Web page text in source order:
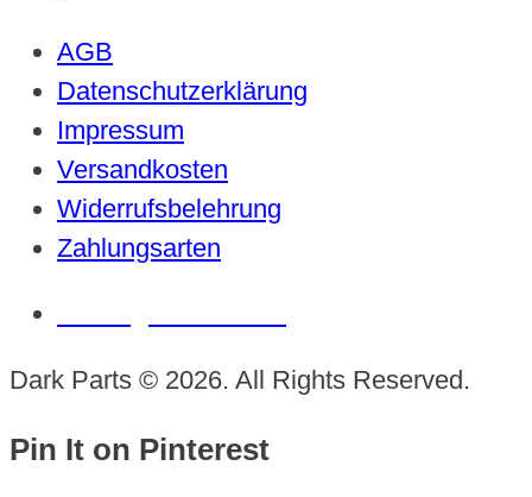
AGB
Datenschutzerklärung
Impressum
Versandkosten
Widerrufsbelehrung
Zahlungsarten
Dark Parts © 2026. All Rights Reserved.
Pin It on Pinterest